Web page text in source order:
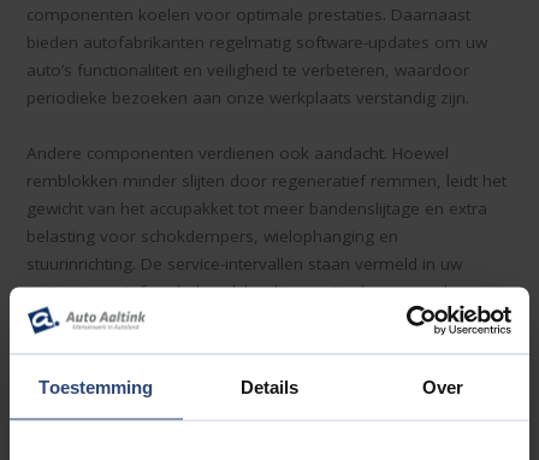
Toestemming Details Over
componenten koelen voor optimale prestaties. Daarnaast
bieden autofabrikanten regelmatig software-updates om uw
auto’s functionaliteit en veiligheid te verbeteren, waardoor
periodieke bezoeken aan onze werkplaats verstandig zijn.
Andere componenten verdienen ook aandacht. Hoewel
remblokken minder slijten door regeneratief remmen, leidt het
gewicht van het accupakket tot meer bandenslijtage en extra
belasting voor schokdempers, wielophanging en
stuurinrichting. De service-intervallen staan vermeld in uw
instructie- en/of onderhoudsboekje en zijn doorgaans langer
dan bij benzine- en dieselauto’s. Vergeet niet dat elektrische en